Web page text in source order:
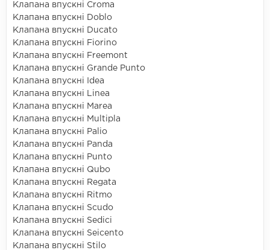
Клапана впускні Croma
Клапана впускні Doblo
Клапана впускні Ducato
Клапана впускні Fiorino
Клапана впускні Freemont
Клапана впускні Grande Punto
Клапана впускні Idea
Клапана впускні Linea
Клапана впускні Marea
Клапана впускні Multipla
Клапана впускні Palio
Клапана впускні Panda
Клапана впускні Punto
Клапана впускні Qubo
Клапана впускні Regata
Клапана впускні Ritmo
Клапана впускні Scudo
Клапана впускні Sedici
Клапана впускні Seicento
Клапана впускні Stilo